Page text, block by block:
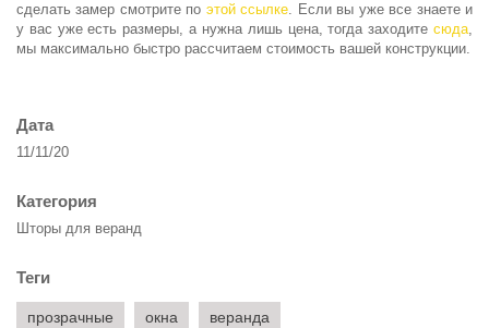
сделать замер смотрите по этой ссылке. Если вы уже все знаете и
у вас уже есть размеры, а нужна лишь цена, тогда заходите сюда,
мы максимально быстро рассчитаем стоимость вашей конструкции.
Дата
11/11/20
Категория
Шторы для веранд
Теги
прозрачные окна веранда